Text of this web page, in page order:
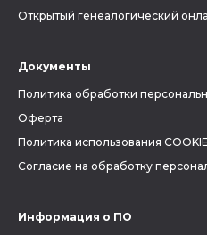
Открытый генеалогический
Документы
Политика обработки
Оферта
Политика использования
Согласие на обработку
Информация о ПО